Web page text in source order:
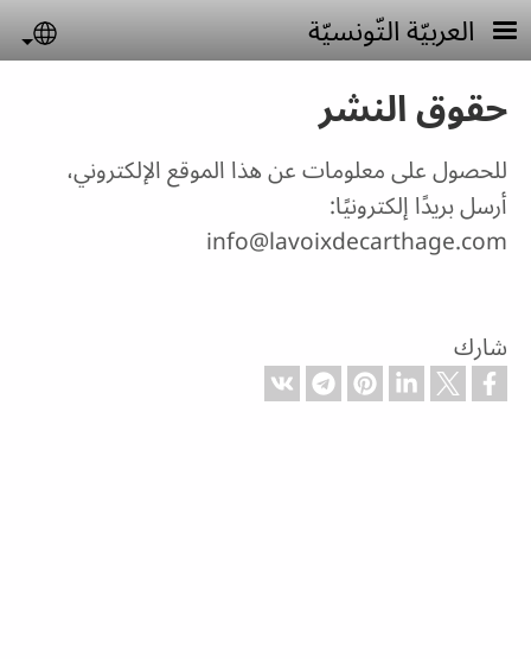
تجاوز إلى المحتوى الرئيسي
العربيّة التّونسيّة
حقوق النشر
للحصول على معلومات عن هذا الموقع الإلكتروني،
أرسل بريدًا إلكترونيًا:
info@lavoixdecarthage.com
شارك